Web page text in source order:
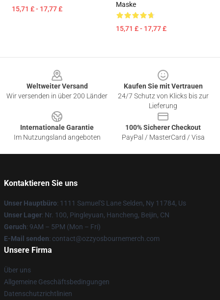
15,71 £ - 17,77 £
Maske
15,71 £ - 17,77 £
Weltweiter Versand
Wir versenden in über 200 Länder
Kaufen Sie mit Vertrauen
24/7 Schutz von Klicks bis zur
Lieferung
Internationale Garantie
Im Nutzungsland angeboten
100% Sicherer Checkout
PayPal / MasterCard / Visa
Kontaktieren Sie uns
Unser Hauptbüro: 1111 Samuel'S Lane Selden, Ny 11784, Us
Unser Lager: Nr. 100, Pingleyuan, Hancheng, Beijin, CN
Geruch: 9AM – 5PM (Mon – Fri)
E-Mail senden: contact@ozzyosbournemerch.com
Unsere Firma
Über uns
Allgemeine Geschäftsbedingungen
Datenschutzrichtlinien